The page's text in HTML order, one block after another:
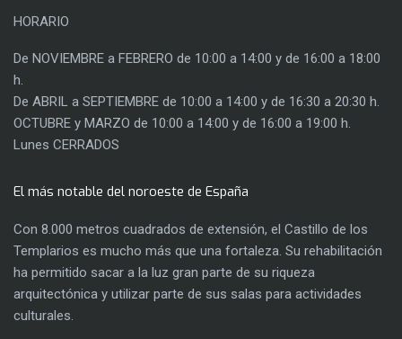
HORARIO
De NOVIEMBRE a FEBRERO de 10:00 a 14:00 y de 16:00 a 18:00
h.
De ABRIL a SEPTIEMBRE de 10:00 a 14:00 y de 16:30 a 20:30 h.
OCTUBRE y MARZO de 10:00 a 14:00 y de 16:00 a 19:00 h.
Lunes CERRADOS
El más notable del noroeste de España
Con 8.000 metros cuadrados de extensión, el Castillo de los
Templarios es mucho más que una fortaleza. Su rehabilitación
ha permitido sacar a la luz gran parte de su riqueza
arquitectónica y utilizar parte de sus salas para actividades
culturales.